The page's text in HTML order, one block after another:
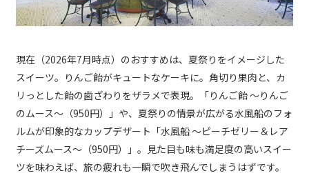
現在（2026年7月時点）のおすすめは、夏祭りをイメージした
スイーツ。りんご飴がキュートなケーキに。角切り果肉と、カ
リっとした飴の歯ざわりをザラメで表現。「りんご飴 ～りんご
のムース～（950円）」や、夏祭りの情景が広がる水風船のフォ
ルムが印象的なカップデザート「水風船 ～ピーチゼリー＆レア
チーズムース～（950円）」。見た目も味も満足度の高いスイー
ツを味わえば、旅の疲れも一瞬で吹き飛んでしまうはずです。